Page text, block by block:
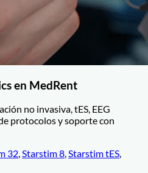
en MedRent
no invasiva, tES, EEG
protocolos y soporte con
32,Starstim 8,Starstim tES,